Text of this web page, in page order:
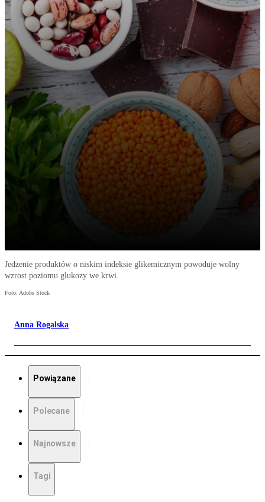
Jedzenie produktów o niskim indeksie glikemicznym powoduje wolny
wzrost poziomu glukozy we krwi.
Foto: Adobe Stock
Anna Rogalska
Powiązane
Polecane
Najnowsze
Tagi